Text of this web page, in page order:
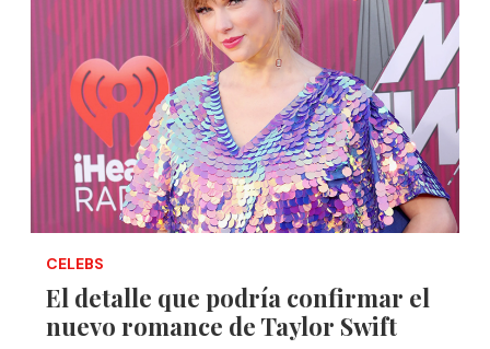
CELEBS
El detalle que podría confirmar el
nuevo romance de Taylor Swift